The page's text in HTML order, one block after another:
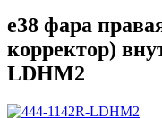
e38 фара
корректор)
LDHM2